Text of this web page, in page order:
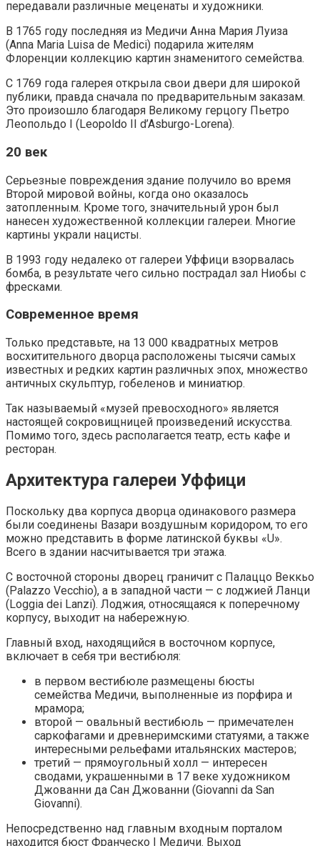
передавали различные меценаты и художники.
В 1765 году последняя из Медичи Анна Мария Луиза
(Anna Maria Luisa de Medici) подарила жителям
Флоренции коллекцию картин знаменитого семейства.
С 1769 года галерея открыла свои двери для широкой
публики, правда сначала по предварительным заказам.
Это произошло благодаря Великому герцогу Пьетро
Леопольдо I (Leopoldo II d’Asburgo-Lorena).
20 век
Серьезные повреждения здание получило во время
Второй мировой войны, когда оно оказалось
затопленным. Кроме того, значительный урон был
нанесен художественной коллекции галереи. Многие
картины украли нацисты.
В 1993 году недалеко от галереи Уффици взорвалась
бомба, в результате чего сильно пострадал зал Ниобы с
фресками.
Современное время
Только представьте, на 13 000 квадратных метров
восхитительного дворца расположены тысячи самых
известных и редких картин различных эпох, множество
античных скульптур, гобеленов и миниатюр.
Так называемый «музей превосходного» является
настоящей сокровищницей произведений искусства.
Помимо того, здесь располагается театр, есть кафе и
ресторан.
Архитектура галереи Уффици
Поскольку два корпуса дворца одинакового размера
были соединены Вазари воздушным коридором, то его
можно представить в форме латинской буквы «U».
Всего в здании насчитывается три этажа.
С восточной стороны дворец граничит с Палаццо Веккьо
(Palazzo Vecchio), а в западной части — с лоджией Ланци
(Loggia dei Lanzi). Лоджия, относящаяся к поперечному
корпусу, выходит на набережную.
Главный вход, находящийся в восточном корпусе,
включает в себя три вестибюля:
в первом вестибюле размещены бюсты
семейства Медичи, выполненные из порфира и
мрамора;
второй — овальный вестибюль — примечателен
саркофагами и древнеримскими статуями, а также
интересными рельефами итальянских мастеров;
третий — прямоугольный холл — интересен
сводами, украшенными в 17 веке художником
Джованни да Сан Джованни (Giovanni da San
Giovanni).
Непосредственно над главным входным порталом
находится бюст Франческо I Медичи. Выход